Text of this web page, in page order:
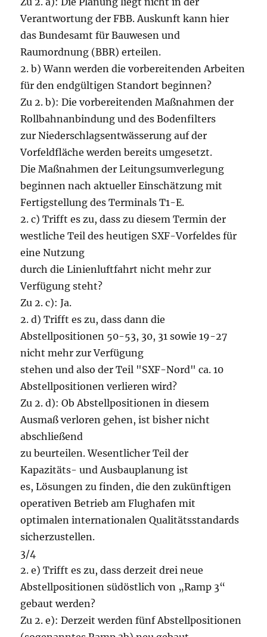
Verantwortung der FBB. Auskunft kann hier
das Bundesamt für Bauwesen und
Raumordnung (BBR) erteilen.
2. b) Wann werden die vorbereitenden Arbeiten
für den endgültigen Standort beginnen?
Zu 2. b): Die vorbereitenden Maßnahmen der
Rollbahnanbindung und des Bodenfilters
zur Niederschlagsentwässerung auf der
Vorfeldfläche werden bereits umgesetzt.
Die Maßnahmen der Leitungsumverlegung
beginnen nach aktueller Einschätzung mit
Fertigstellung des Terminals T1-E.
2. c) Trifft es zu, dass zu diesem Termin der
westliche Teil des heutigen SXF-Vorfeldes für
eine Nutzung
durch die Linienluftfahrt nicht mehr zur
Verfügung steht?
Zu 2. c): Ja.
2. d) Trifft es zu, dass dann die
Abstellpositionen 50-53, 30, 31 sowie 19-27
nicht mehr zur Verfügung
stehen und also der Teil "SXF-Nord" ca. 10
Abstellpositionen verlieren wird?
Zu 2. d): Ob Abstellpositionen in diesem
Ausmaß verloren gehen, ist bisher nicht
abschließend
zu beurteilen. Wesentlicher Teil der
Kapazitäts- und Ausbauplanung ist
es, Lösungen zu finden, die den zukünftigen
operativen Betrieb am Flughafen mit
optimalen internationalen Qualitätsstandards
sicherzustellen.
3/4
2. e) Trifft es zu, dass derzeit drei neue
Abstellpositionen südöstlich von „Ramp 3“
gebaut werden?
Zu 2. e): Derzeit werden fünf Abstellpositionen